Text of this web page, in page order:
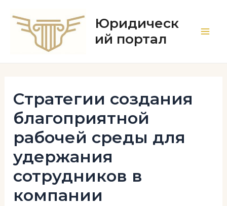
содержимому
Юридическ
ий портал
Стратегии создания
благоприятной
рабочей среды для
удержания
сотрудников в
компании